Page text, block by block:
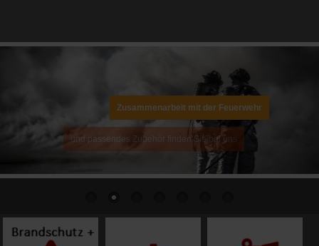
Zusammenarbeit mit der Feuerwehr
und passendes Zubehör finden Sie bei uns